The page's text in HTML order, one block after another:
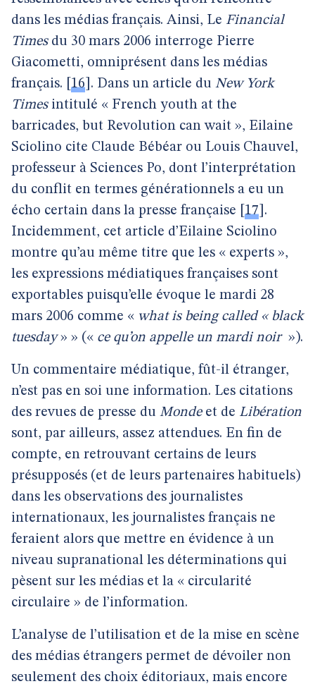
dans les médias français. Ainsi, Le Financial
Timesdu 30 mars 2006 interroge Pierre
Giacometti, omniprésent dans les médias
français.
16 . Dans un article du New York
Timesintitulé « French youth at the
barricades, but Revolution can wait », Eilaine
Sciolino cite Claude Bébéar ou Louis Chauvel,
professeur à Sciences Po, dont l’interprétation
du conflit en termes générationnels a eu un
écho certain dans la presse française
17 .
Incidemment, cet article d’Eilaine Sciolino
montre qu’au même titre que les « experts »,
les expressions médiatiques françaises sont
exportables puisqu’elle évoque le mardi 28
mars 2006 comme « what is being called « black
tuesday» » (« ce qu’on appelle un mardi noir »).
Un commentaire médiatique, fût-il étranger,
n’est pas en soi une information. Les citations
des revues de presse du Mondeet de Libération
sont, par ailleurs, assez attendues. En fin de
compte, en retrouvant certains de leurs
présupposés (et de leurs partenaires habituels)
dans les observations des journalistes
internationaux, les journalistes français ne
feraient alors que mettre en évidence à un
niveau supranational les déterminations qui
pèsent sur les médias et la « circularité
circulaire » de l’information.
L’analyse de l’utilisation et de la mise en scène
des médias étrangers permet de dévoiler non
seulement des choix éditoriaux, mais encore